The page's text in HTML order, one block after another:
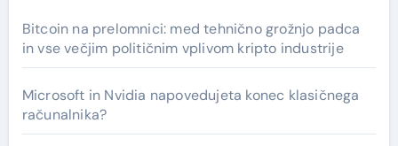
Bitcoin na prelomnici: med tehnično grožnjo padca
in vse večjim političnim vplivom kripto industrije
Microsoft in Nvidia napovedujeta konec klasičnega
računalnika?